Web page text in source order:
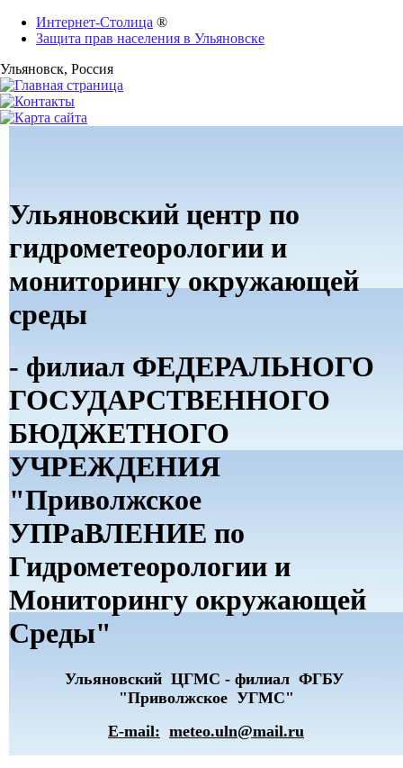
Интернет-Столица ®
Защита прав населения в Ульяновске
Ульяновск, Россия
Ульяновский центр по
гидрометеорологии и
мониторингу окружающей
среды
- филиал ФЕДЕРАЛЬНОГО
ГОСУДАРСТВЕННОГО
БЮДЖЕТНОГО
УЧРЕЖДЕНИЯ
"Приволжское
УПРаВЛЕНИЕ по
Гидрометеорологии и
Мониторингу окружающей
Среды"
Ульяновский ЦГМС - филиал ФГБУ
"Приволжское УГМС"
E-mail: meteo.uln@mail.ru